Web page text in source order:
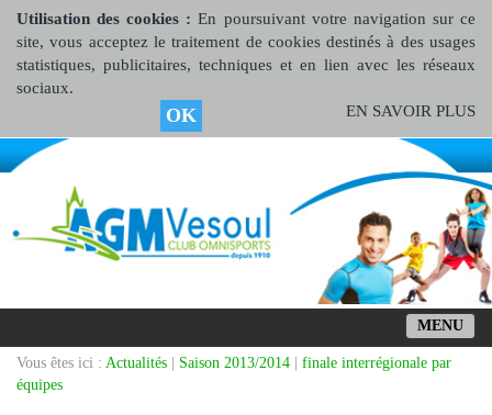
Utilisation des cookies :En poursuivant votre navigation sur ce
site, vous acceptez le traitement de cookies destinés à des usages
statistiques, publicitaires, techniques et en lien avec les réseaux
sociaux.
OK EN SAVOIR PLUS
MENU
Vous êtes ici : Actualités Saison 2013/2014
finale interrégionale par
équipes